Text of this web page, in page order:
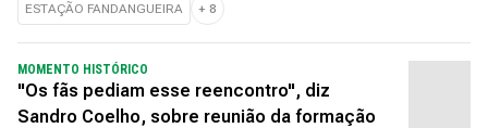
ESTAÇÃO FANDANGUEIRA + 8
MOMENTO HISTÓRICO
"Os fãs pediam esse reencontro", diz
Sandro Coelho, sobre reunião da formação